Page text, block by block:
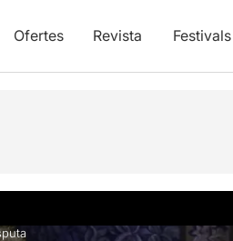
Ofertes Revista Festivals
Opinions Articles